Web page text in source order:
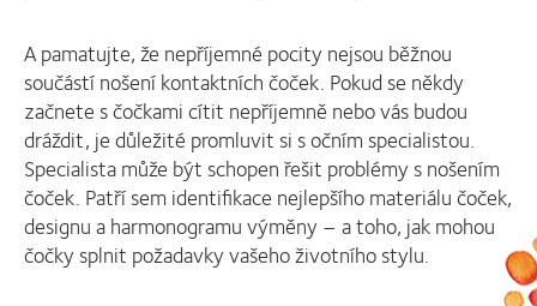
A pamatujte, že nepříjemné pocity nejsou běžnou
součástí nošení kontaktních čoček. Pokud se někdy
začnete s čočkami cítit nepříjemně nebo vás budou
dráždit, je důležité promluvit si s očním specialistou.
Specialista může být schopen řešit problémy s nošením
čoček. Patří sem identifikace nejlepšího materiálu čoček,
designu a harmonogramu výměny – a toho, jak mohou
čočky splnit požadavky vašeho životního stylu.